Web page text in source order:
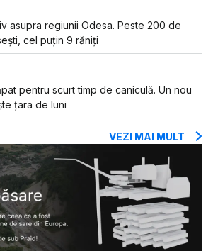
asupra regiunii Odesa. Peste 200 de
cel puțin 9 răniți
pentru scurt timp de caniculă. Un nou
țara de luni
VEZI MAI MULT